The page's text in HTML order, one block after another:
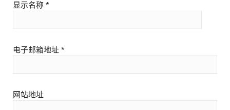
显示名称 *
电子邮箱地址 *
网站地址